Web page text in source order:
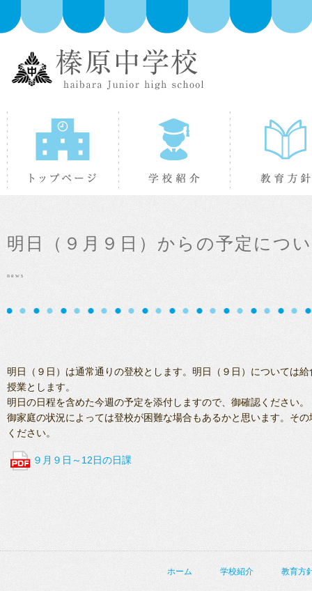
トップページ 学校紹介
明日（９月９日）からの予定につ
news
明日（９日）は通常通りの登校とします。明日（９日）については
授業とします。
明日の日程を含めた今週の予定を添付しますので、御確認ください。
御家庭の状況によっては登校が困難な場合もあるかと思います。そ
ください。
９月９日～12日の日課
ホーム 学校紹介 教育方